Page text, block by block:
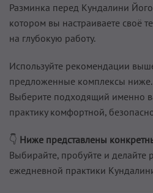
Разминка перед Кундалини
котором вы настраиваете своё
на глубокую работу.
Используйте рекомендации
предложенные комплексы ниже.
Выберите подходящий именно
практику комфортной,
👇 Ниже представлены
Выбирайте, пробуйте и делайте
ежедневной практики